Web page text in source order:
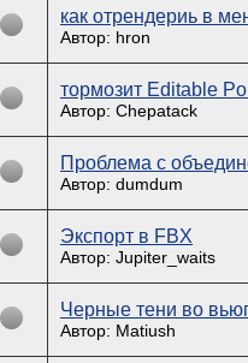
как отрендериь в
Автор: hron
тормозит Editable
Автор: Chepatack
Проблема с
Автор: dumdum
Экспорт в FBX
Автор: Jupiter_waits
Черные тени во
Автор: Matiush